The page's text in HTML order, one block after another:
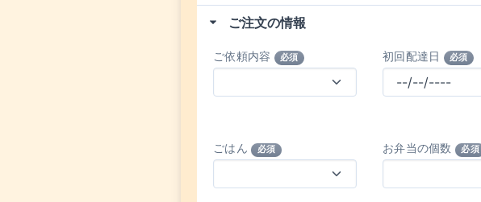
ご注文の情報
ご依頼内容 必須 初回配達日 必須
ごはん 必須 お弁当の個数 必須